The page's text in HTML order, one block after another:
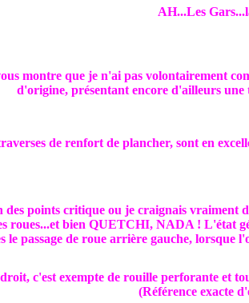
AH...Les
montre que je n'ai pas volontairement
d'origine, présentant encore d'ailleurs une
de renfort de plancher, sont en
points critique ou je craignais vraiment
roues...et bien QUETCHI, NADA ! L'état
le passage de roue arrière gauche, lorsque
c'est exempte de rouille perforante et
(Référence exacte